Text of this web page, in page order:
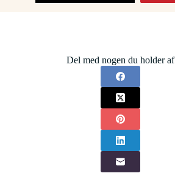
Del med nogen du holder af